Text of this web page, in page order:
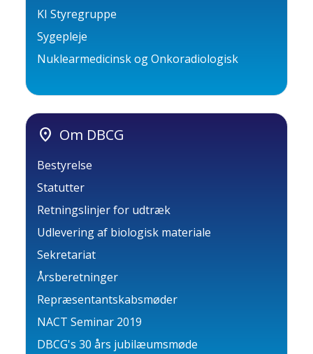
KI Styregruppe
Sygepleje
Nuklearmedicinsk og Onkoradiologisk
location_on Om DBCG
Bestyrelse
Statutter
Retningslinjer for udtræk
Udlevering af biologisk materiale
Sekretariat
Årsberetninger
Repræsentantskabsmøder
NACT Seminar 2019
DBCG's 30 års jubilæumsmøde